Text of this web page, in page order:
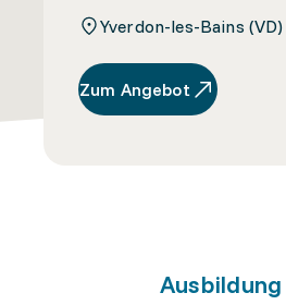
Yverdon-les-Bains (VD)
Zum Angebot